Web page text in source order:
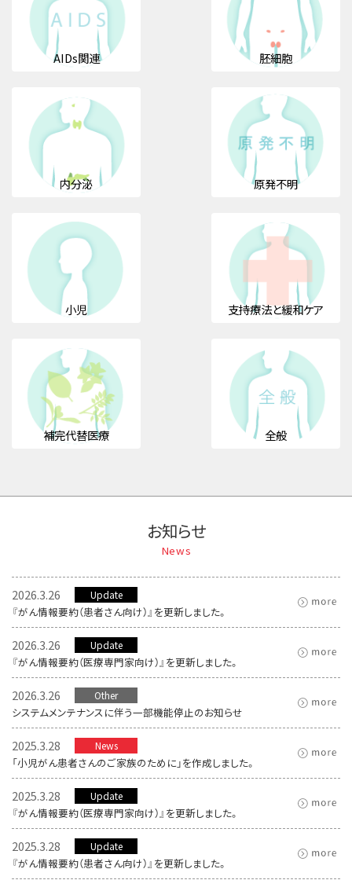
AIDs関連 胚細胞
内分泌 原発不明
小児 支持療法と緩和ケア
補完代替医療 全般
お知らせ
News
2026.3.26 Update
『がん情報要約（患者さん向け）』を更新しました。
2026.3.26 Update
『がん情報要約（医療専門家向け）』を更新しました。
2026.3.26 Other
システムメンテナンスに伴う一部機能停止のお知らせ
2025.3.28 News
「小児がん患者さんのご家族のために」を作成しました。
2025.3.28 Update
『がん情報要約（医療専門家向け）』を更新しました。
2025.3.28 Update
『がん情報要約（患者さん向け）』を更新しました。